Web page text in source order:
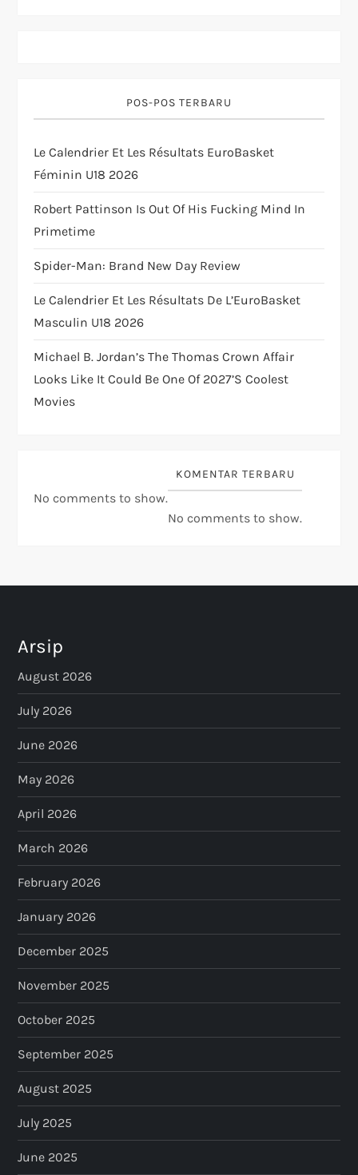
i
o
n
POS-POS TERBARU
Le Calendrier Et Les Résultats EuroBasket
Féminin U18 2026
Robert Pattinson Is Out Of His Fucking Mind In
Primetime
Spider-Man: Brand New Day Review
Le Calendrier Et Les Résultats De L’EuroBasket
Masculin U18 2026
Michael B. Jordan’s The Thomas Crown Affair
Looks Like It Could Be One Of 2027’s Coolest
Movies
No comments to show.
KOMENTAR TERBARU
No comments to show.
Arsip
August 2026
July 2026
June 2026
May 2026
April 2026
March 2026
February 2026
January 2026
December 2025
November 2025
October 2025
September 2025
August 2025
July 2025
June 2025